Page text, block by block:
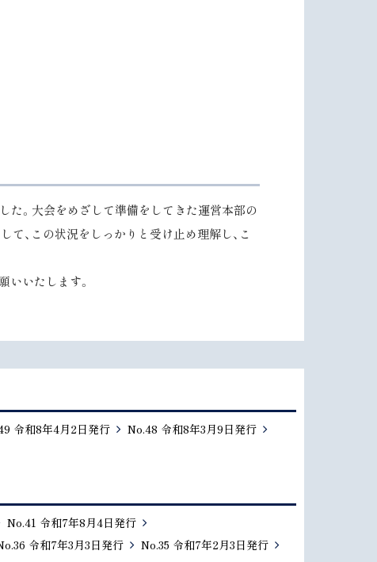
た。大会をめざして準備をしてきた運営本部の
、この状況をしっかりと受け止め理解し、こ
いいたします。
令和8年4月2日発行
No.48 令和8年3月9日発行
No.41 令和7年8月4日発行
令和7年3月3日発行
No.35 令和7年2月3日発行